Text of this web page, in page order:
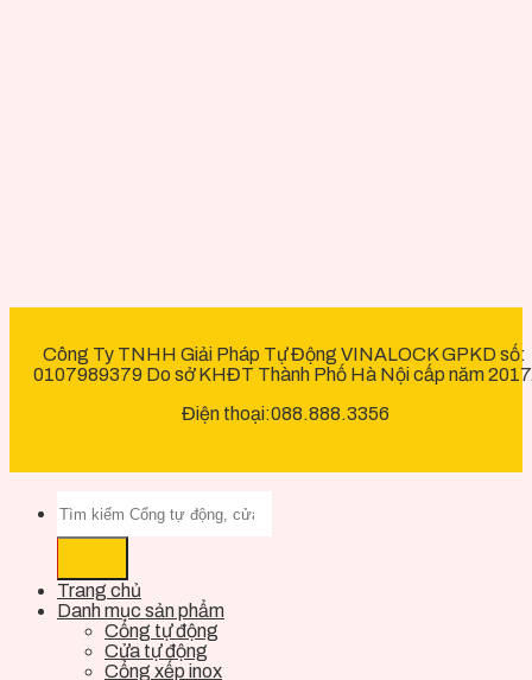
Công Ty TNHH Giải Pháp Tự Động VINALOCK GPKD số:
0107989379 Do sở KHĐT Thành Phố Hà Nội cấp năm
Điện thoại:088.888.3356
Trang chủ
Danh mục sản phẩm
Cổng tự động
Cửa tự động
Cổng xếp inox